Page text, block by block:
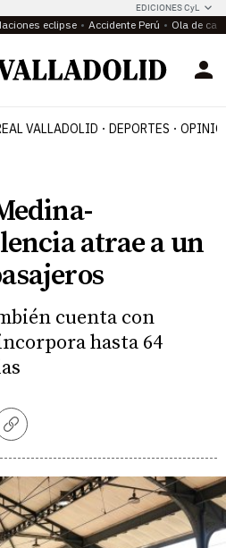
EDICIONES CyL
eclipse Accidente Perú Ola de
VALLADOLID DEPORTES
atrae a un
cuenta con
hasta 64
Copiar